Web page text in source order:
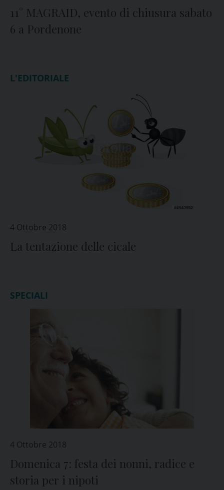
11° MAGRAID, evento di chiusura sabato
6 a Pordenone
L'EDITORIALE
4 Ottobre 2018
La tentazione delle cicale
SPECIALI
4 Ottobre 2018
Domenica 7: festa dei nonni, radice e
storia per i nipoti